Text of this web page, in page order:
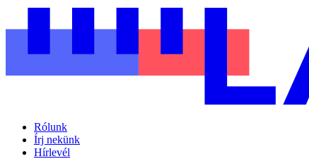
Rólunk
Írj nekünk
Hírlevél